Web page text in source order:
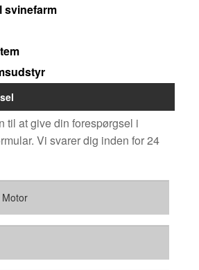
svinefarm
til at give din forespørgsel i
Vi svarer dig inden for 24